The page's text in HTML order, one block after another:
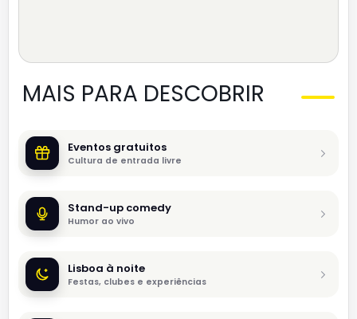
MAIS PARA DESCOBRIR
Eventos gratuitos
Cultura de entrada livre
Stand-up comedy
Humor ao vivo
Lisboa à noite
Festas, clubes e experiências